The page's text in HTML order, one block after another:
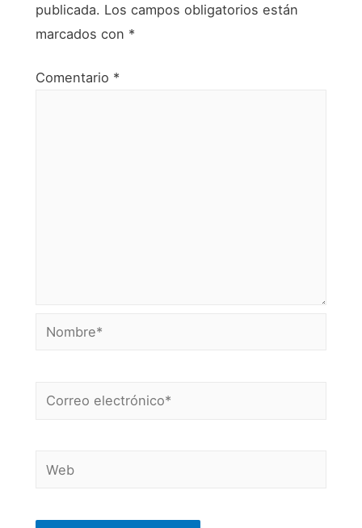
publicada. Los campos obligatorios están
marcados con *
Comentario *
Nombre*
Correo
Web